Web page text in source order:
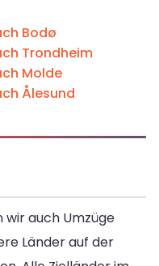
Bodø
Trondheim
Molde
Ålesund
wir auch Umzüge
Länder auf der